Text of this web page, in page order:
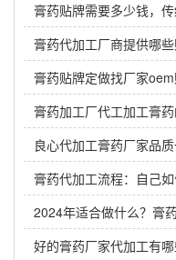
膏药贴牌需要多少钱，
膏药代加工厂商提供哪
膏药贴牌定做找厂家
膏药加工厂代工加工膏
良心代加工膏药厂家品
膏药代加工流程：自己
2024年适合做什么？膏
好的膏药厂家代加工有